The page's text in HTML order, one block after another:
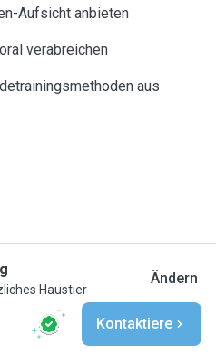
Aufsicht anbieten
verabreichen
aus
Haustier
Ändern
Kontaktiere